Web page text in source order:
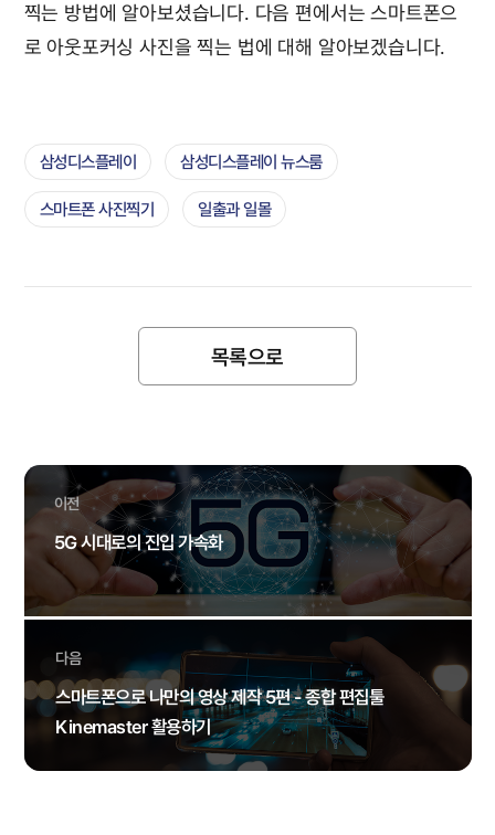
찍는 방법에 알아보셨습니다. 다음 편에서는 스마트폰으
로 아웃포커싱 사진을 찍는 법에 대해 알아보겠습니다.
삼성디스플레이 삼성디스플레이 뉴스룸
스마트폰 사진찍기 일출과 일몰
목록으로
이전
5G 시대로의 진입 가속화
다음
스마트폰으로 나만의 영상 제작 5편 - 종합 편집툴
Kinemaster 활용하기